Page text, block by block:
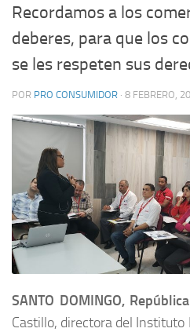
Recordamos a los
deberes, para que los
se les respeten sus
POR PRO CONSUMIDOR · 8 FEBRERO,
SANTO DOMINGO,
Castillo, directora del